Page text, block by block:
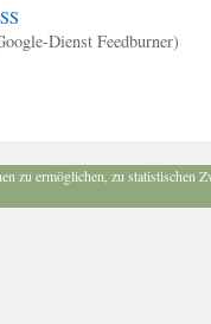
Dienst Feedburner)
zu ermöglichen, zu